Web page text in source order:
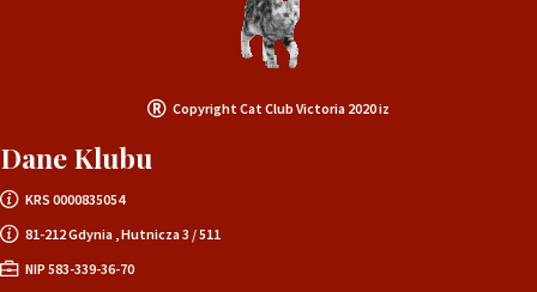
Copyright Cat Club Victoria 2020 iz
Dane Klubu
KRS 0000835054
81-212 Gdynia , Hutnicza 3 / 511
NIP 583-339-36-70